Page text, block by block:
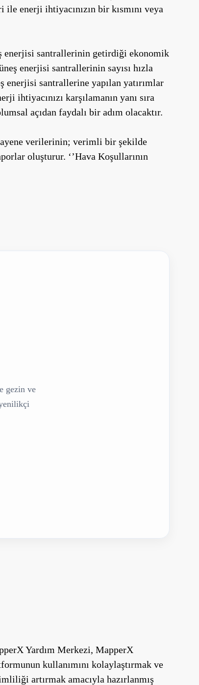
enerji ihtiyacınızın bir kısmını veya
enerjisi santrallerinin getirdiği ekonomik
enerjisi santrallerinin sayısı hızla
santrallerine yapılan yatırımlar
ihtiyacınızı karşılamanın yanı sıra
açıdan faydalı bir adım olacaktır.
verilerinin; verimli bir şekilde
oluşturur. ‘’Hava Koşullarının
gezin ve
Yardım Merkezi, MapperX
kullanımını kolaylaştırmak ve
artırmak amacıyla hazırlanmış